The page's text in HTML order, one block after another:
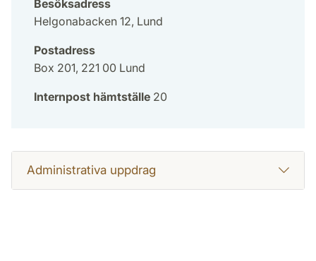
Besöksadress
Helgonabacken 12, Lund
Postadress
Box 201, 221 00 Lund
Internpost hämtställe 20
Administrativa uppdrag